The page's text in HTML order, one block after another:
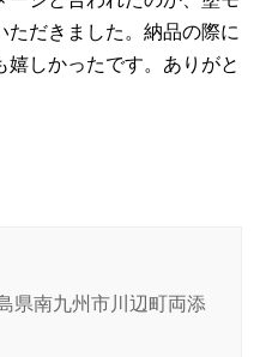
ただきました。納品の際に
嬉しかったです。ありがと
南九州市川辺町両添